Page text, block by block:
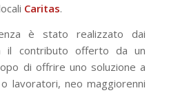
Caritas.
è stato realizzato dai
il contributo offerto da un
di offrire uno soluzione a
lavoratori, neo maggiorenni